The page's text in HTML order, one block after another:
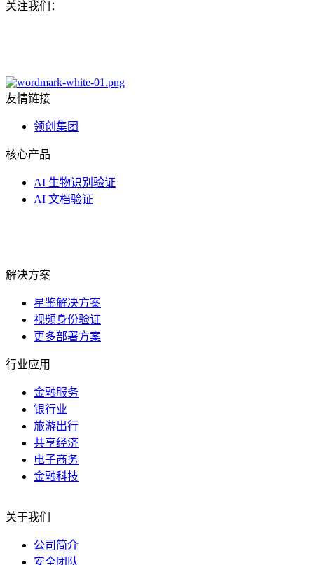
关注我们：
友情链接
领创集团
核心产品
AI 生物识别验证
AI 文档验证
解决方案
星鉴解决方案
视频身份验证
更多部署方案
行业应用
金融服务
银行业
旅游出行
共享经济
电子商务
金融科技
关于我们
公司简介
安全团队